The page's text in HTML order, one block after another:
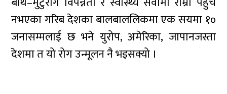
नभएका गरिब देशका बालबाललिकमा एक सयमा १०
जनासम्मलाई छ भने युरोप, अमेरिका, जापानजस्ता
देशमा त यो रोग उन्मूलन नै भइसक्यो ।